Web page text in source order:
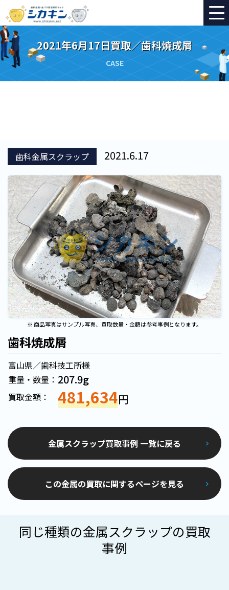
2021年6月17日買取／歯科焼成屑
CASE
歯科金属スクラップ 2021.6.17
※ 商品写真はサンプル写真、買取数量・金額は参考事例となります。
歯科焼成屑
富山県／歯科技工所様
重量・数量： 207.9g
買取金額： 481,634円
金属スクラップ買取事例 一覧に戻る
この金属の買取に関するページを見る
同じ種類の金属スクラップの買取
事例